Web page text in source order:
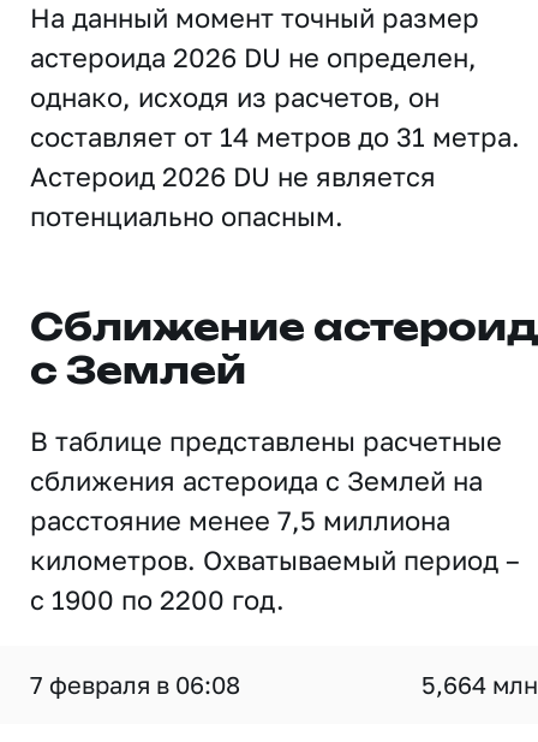
На данный момент точный размер
астероида 2026 DU не определен,
однако, исходя из расчетов, он
составляет от 14 метров до 31 метра.
Астероид 2026 DU не является
потенциально опасным.
Сближение
с Землей
В таблице представлены расчетные
сближения астероида с Землей на
расстояние менее 7,5 миллиона
километров. Охватываемый период –
с 1900 по 2200 год.
7 февраля в 06:08 5,664